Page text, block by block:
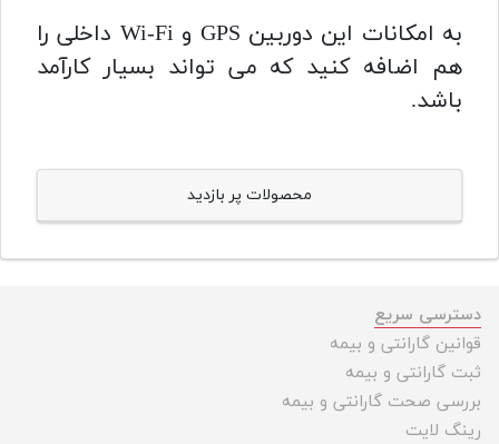
به امکانات این دوربین GPS و Wi-Fi داخلی را
هم اضافه کنید که می تواند بسیار کارآمد
باشد.
محصولات پر بازدید
دسترسی سریع
قوانین گارانتی و بیمه
ثبت گارانتی و بیمه
بررسی صحت گارانتی و بیمه
رینگ لایت